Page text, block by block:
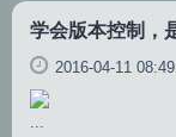
学会版本控制，
2016-04-11
...